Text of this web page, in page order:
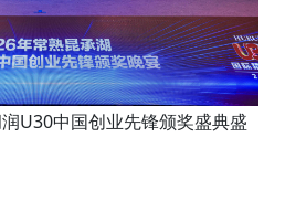
U30中国创业先锋颁奖盛典盛